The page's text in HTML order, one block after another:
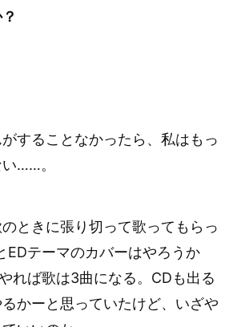
することなかったら、私はもっ
……。
ときに張り切って歌ってもらっ
EDテーマのカバーはやろうか
れば歌は3曲になる。CDも出る
かーと思っていたけど、いざや